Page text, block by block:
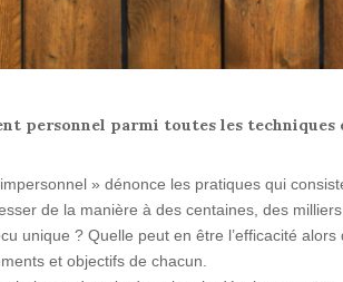
personnel parmi toutes les techniques
» dénonce les pratiques qui
de la manière à des centaines, des
unique ? Quelle peut en être l’efficacité
et objectifs de chacun.